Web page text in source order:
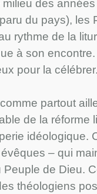
des
du pays), les
rythme de la
à son
pour la
partout
de la réforme
idéologique.
– qui
de Dieu.
théologiens